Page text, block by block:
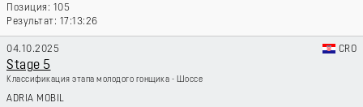
105
17:13:26
04.10.2025 CRO
Stage 5
Классификация этапа молодого гонщика - Шоссе
ADRIA MOBIL